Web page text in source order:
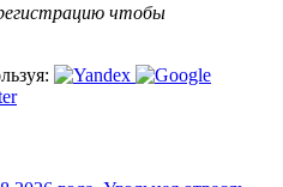
чтобы